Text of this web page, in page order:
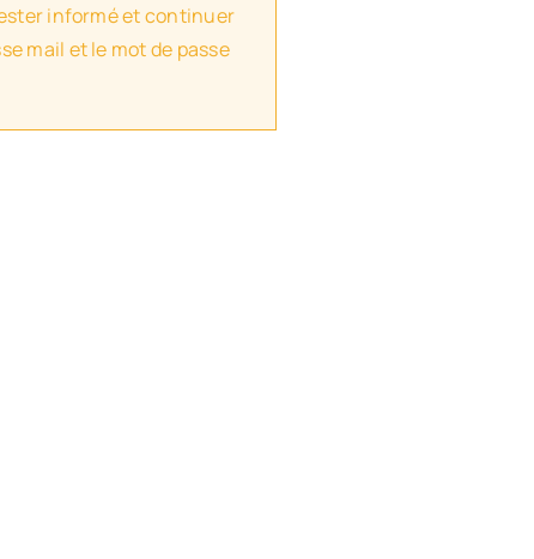
informé et continuer
mail et le mot de passe